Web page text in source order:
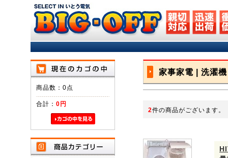
商品数：0点
合計： 0円
家事家電 | 洗濯
2件の商品がございます。